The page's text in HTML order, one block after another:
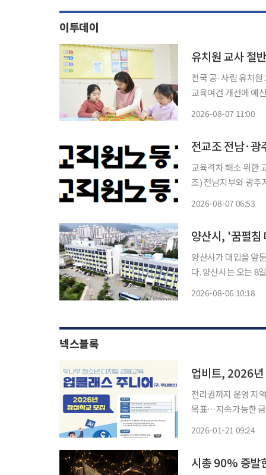
이투데이
유치원 교사 절
전국 공·사립 유치
교육여건 개선에 예산 우선 투입해야" 전국 공·사
2026-08-07 11:00
전교조 전남·광
교육격차 해소 위한 교원 확
조) 전남지부와 광주
2026-08-07 06:53
양산시가 대입을 앞
다. 양산시는 오는 8일 양산비즈니스센터 컨벤션홀에서 지역 고등학생을 대상으로 '2026 꿈
2026-08-06 10:18
넥스블록
업비트, 2026년
전라권까지 운영 지
목표…지속가능한
2026-01-21 09:24
시총 90% 증발